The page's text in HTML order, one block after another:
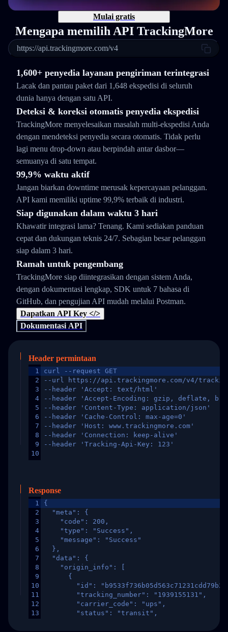
Mulai gratis
Mengapa memilih API TrackingMore
https://api.trackingmore.com/v4
1,600+ penyedia layanan pengiriman terintegrasi
Lacak dan pantau paket dari 1,648 ekspedisi di seluruh
dunia hanya dengan satu API.
Deteksi & koreksi otomatis penyedia ekspedisi
TrackingMore menyelesaikan masalah multi-ekspedisi Anda
dengan mendeteksi penyedia secara otomatis. Tidak perlu
lagi menu drop-down atau berpindah antar dasbor—
semuanya di satu tempat.
99,9% waktu aktif
Jangan biarkan downtime merusak kepercayaan pelanggan.
API kami memiliki uptime 99,9% terbaik di industri.
Siap digunakan dalam waktu 3 hari
Khawatir integrasi lama? Tenang. Kami sediakan panduan
cepat dan dukungan teknis 24/7. Sebagian besar pelanggan
siap dalam 3 hari.
Ramah untuk pengembang
TrackingMore siap diintegrasikan dengan sistem Anda,
dengan dokumentasi lengkap, SDK untuk 7 bahasa di
GitHub, dan pengujian API mudah melalui Postman.
Dapatkan API Key </>
Dokumentasi API
Header permintaan
1
2
3
4
5
6
7
8
9
10
curl --request GET
--url https://api.trackingmore.com/v4/trackings/
--header 'Accept: text/html'
--header 'Accept-Encoding: gzip, deflate,
--header 'Content-Type: application/json'
--header 'Cache-Control: max-age=0'
--header 'Host: www.trackingmore.com'
--header 'Connection: keep-alive'
--header 'Tracking-Api-Key: 123'
Response
1
2
3
4
5
6
7
8
9
10
11
12
13
{
  "meta": {
    "code": 200,
    "type": "Success",
    "message": "Success"
  },
  "data": {
    "origin_info": [
      {
"id":
        "tracking_number": "1939155131",
        "carrier_code": "ups",
        "status": "transit",